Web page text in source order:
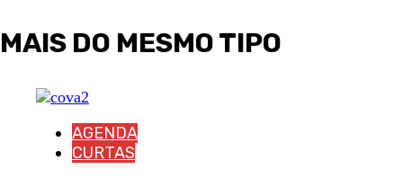
MAIS DO MESMO TIPO
AGENDA
CURTAS